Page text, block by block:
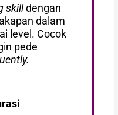
skilldengan
dalam
level. Cocok
pede